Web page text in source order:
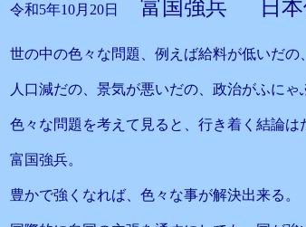
令和5年10月20日 富国強兵 日本
世の中の色々な問題、例えば給料が低いだの
人口減だの、景気が悪いだの、政治がふにゃ
色々な問題を考えて見ると、行き着く結論は
富国強兵。
豊かで強くなれば、色々な事が解決出来る。